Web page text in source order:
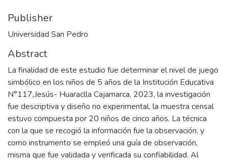
Publisher
Universidad San Pedro
Abstract
La finalidad de este estudio fue determinar el nivel de juego
simbólico en los niños de 5 años de la Institución Educativa
N°117,Jesús- Huaraclla Cajamarca, 2023, la investigación
fue descriptiva y diseño no experimental, la muestra censal
estuvo compuesta por 20 niños de cinco años. La técnica
con la que se recogió la información fue la observación, y
como instrumento se empleó una guía de observación,
misma que fue validada y verificada su confiabilidad. Al